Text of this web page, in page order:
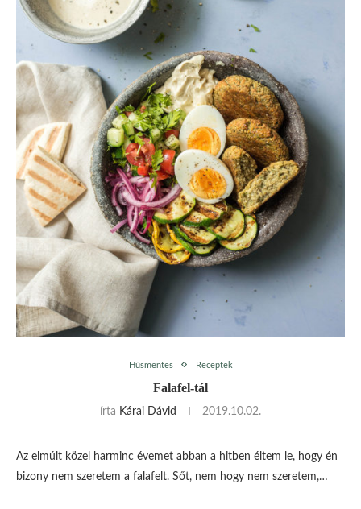
Húsmentes Receptek
Falafel-tál
írta Kárai Dávid 2019.10.02.
Az elmúlt közel harminc évemet abban a hitben éltem le, hogy én
bizony nem szeretem a falafelt. Sőt, nem hogy nem szeretem,…